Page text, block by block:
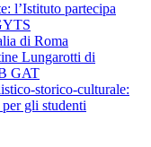
l’Istituto partecipa
di Roma
Lungarotti di
GAT
storico-culturale:
gli studenti